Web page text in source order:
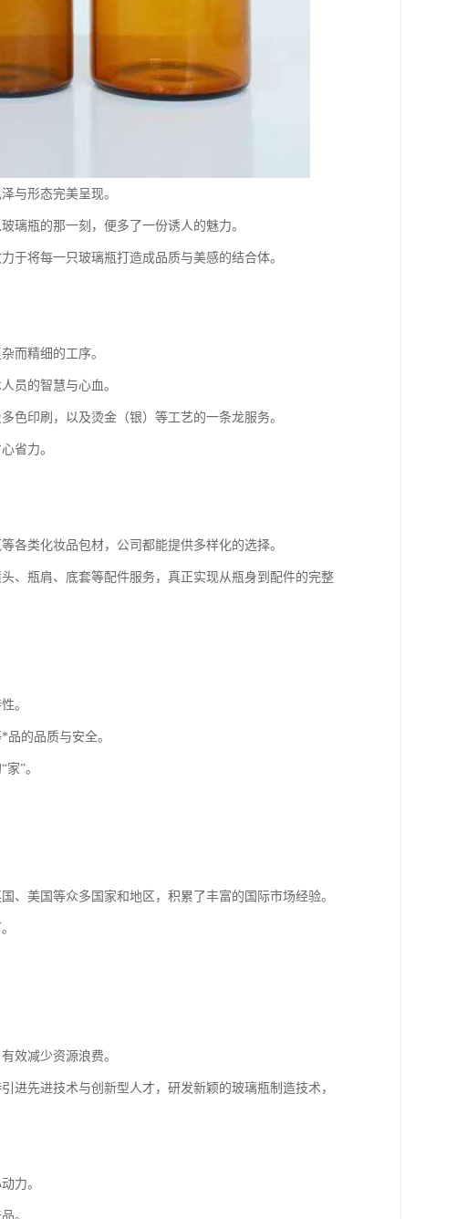
与形态完美呈现。
璃瓶的那一刻，便多了一份诱人的魅力。
于将每一只玻璃瓶打造成品质与美感的结合体。
而精细的工序。
员的智慧与心血。
色印刷，以及烫金（银）等工艺的一条龙服务。
省力。
各类化妆品包材，公司都能提供多样化的选择。
、瓶肩、底套等配件服务，真正实现从瓶身到配件的完整
。
的品质与安全。
”。
、美国等众多国家和地区，积累了丰富的国际市场经验。
效减少资源浪费。
进先进技术与创新型人才，研发新颖的玻璃瓶制造技术，
力。
。